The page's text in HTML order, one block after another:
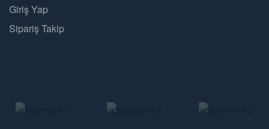
Giriş Yap
Sipariş Takip